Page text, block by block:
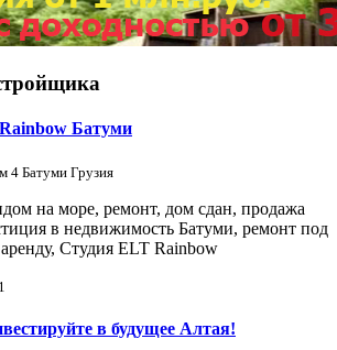
Батуми
4 Батуми Грузия
на море, ремонт, дом сдан, продажа
в недвижимость Батуми, ремонт под
Студия ELT Rainbow
в будущее Алтая!